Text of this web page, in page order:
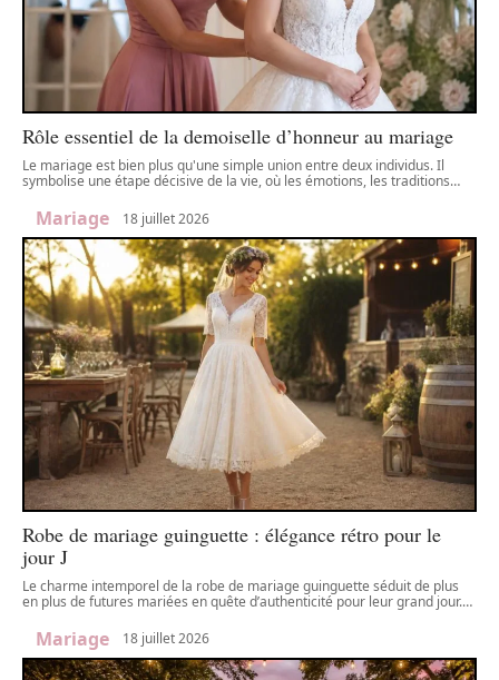
Rôle essentiel de la demoiselle d’honneur au mariage
Le mariage est bien plus qu'une simple union entre deux individus. Il
symbolise une étape décisive de la vie, où les émotions, les traditions…
Mariage 18 juillet 2026
Robe de mariage guinguette : élégance rétro pour le
jour J
Le charme intemporel de la robe de mariage guinguette séduit de plus
en plus de futures mariées en quête d’authenticité pour leur grand jour.…
Mariage 18 juillet 2026